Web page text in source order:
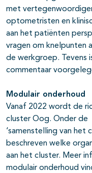
met
optometristen en
aan het patiënten
vragen om knelpunten
de werkgroep. Tevens
commentaar
Modulair onderhoud
Vanaf 2022 wordt de
cluster Oog. Onder de
‘samenstelling van het
beschreven welke
aan het cluster. Meer
modulair onderhoud